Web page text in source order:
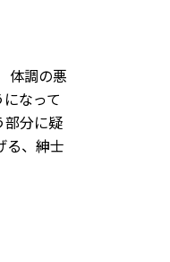
体調の悪
なって
部分に疑
る、紳士